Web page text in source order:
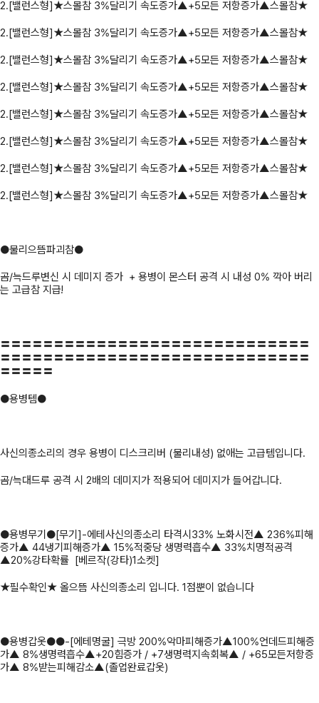
2.[밸런스형]★스몰참 3%달리기 속도증가▲+5모든 저항증가▲스몰참★
2.[밸런스형]★스몰참 3%달리기 속도증가▲+5모든 저항증가▲스몰참★
2.[밸런스형]★스몰참 3%달리기 속도증가▲+5모든 저항증가▲스몰참★
2.[밸런스형]★스몰참 3%달리기 속도증가▲+5모든 저항증가▲스몰참★
2.[밸런스형]★스몰참 3%달리기 속도증가▲+5모든 저항증가▲스몰참★
2.[밸런스형]★스몰참 3%달리기 속도증가▲+5모든 저항증가▲스몰참★
2.[밸런스형]★스몰참 3%달리기 속도증가▲+5모든 저항증가▲스몰참★
2.[밸런스형]★스몰참 3%달리기 속도증가▲+5모든 저항증가▲스몰참★
●물리으뜸파괴참●
곰/늑드루변신 시 데미지 증가 + 용병이 몬스터 공격 시 내성 0% 깍아 버리
는 고급참 지급!
〓〓〓〓〓〓〓〓〓〓〓〓〓〓〓〓〓〓〓〓〓〓〓〓〓〓〓〓〓
〓〓〓〓〓〓〓〓〓〓〓〓〓〓〓〓〓〓〓〓〓〓〓〓〓〓〓〓〓
〓〓〓〓〓
●용병템●
사신의종소리의 경우 용병이 디스크리버 (물리내성) 없애는 고급템입니다.
곰/늑대드루 공격 시 2배의 데미지가 적용되어 데미지가 들어갑니다.
●용병무기●[무기]-에테사신의종소리 타격시33% 노화시전▲ 236%피해
증가▲ 44냉기피해증가▲ 15%적중당 생명력흡수▲ 33%치명적공격
▲20%강타확률 [베르작(강타)1소켓]
★필수확인★ 올으뜸 사신의종소리 입니다. 1점뿐이 없습니다
●용병갑옷●●-[에테명굴] 극방 200%악마피해증가▲100%언데드피해증
가▲ 8%생명력흡수▲+20힘증가 / +7생명력지속회복▲ / +65모든저항증
가▲ 8%받는피해감소▲(졸업완료갑옷)